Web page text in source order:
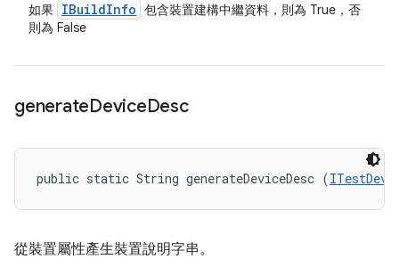
如果 IBuildInfo 包含裝置建構中繼資料，則為 True，否
則為 False
generateDeviceDesc
public static String generateDeviceDesc (
從裝置屬性產生裝置說明字串。